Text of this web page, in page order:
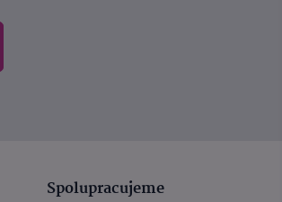
Spolupracujeme